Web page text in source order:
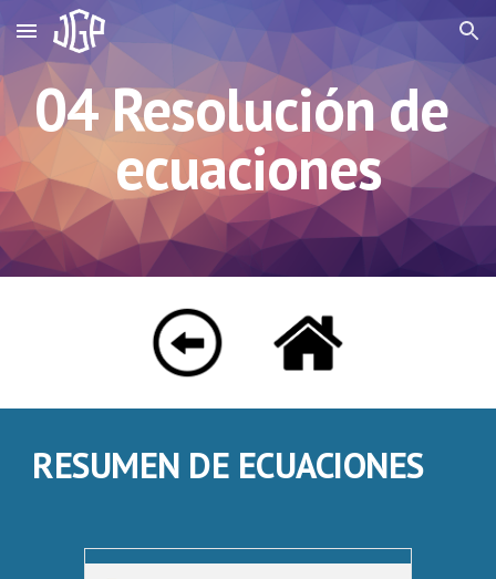
Skip to main content Skip to navigation
04 Resolución de
ecuaciones
RESUMEN DE ECUACIONES